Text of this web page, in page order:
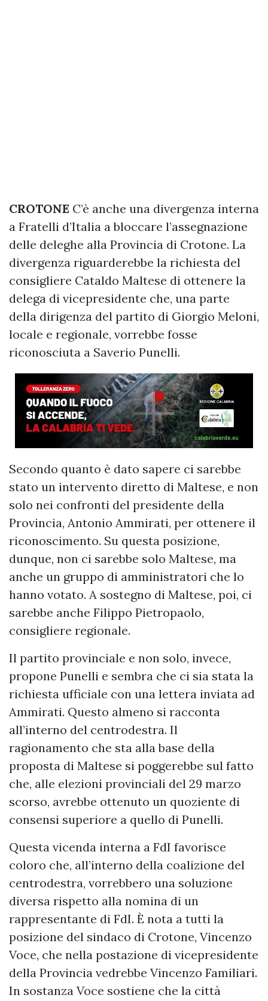
CROTONE C’è anche una divergenza interna
a Fratelli d’Italia a bloccare l’assegnazione
delle deleghe alla Provincia di Crotone. La
divergenza riguarderebbe la richiesta del
consigliere Cataldo Maltese di ottenere la
delega di vicepresidente che, una parte
della dirigenza del partito di Giorgio Meloni,
locale e regionale, vorrebbe fosse
riconosciuta a Saverio Punelli.
Secondo quanto è dato sapere ci sarebbe
stato un intervento diretto di Maltese, e non
solo nei confronti del presidente della
Provincia, Antonio Ammirati, per ottenere il
riconoscimento. Su questa posizione,
dunque, non ci sarebbe solo Maltese, ma
anche un gruppo di amministratori che lo
hanno votato. A sostegno di Maltese, poi, ci
sarebbe anche Filippo Pietropaolo,
consigliere regionale.
Il partito provinciale e non solo, invece,
propone Punelli e sembra che ci sia stata la
richiesta ufficiale con una lettera inviata ad
Ammirati. Questo almeno si racconta
all’interno del centrodestra. Il
ragionamento che sta alla base della
proposta di Maltese si poggerebbe sul fatto
che, alle elezioni provinciali del 29 marzo
scorso, avrebbe ottenuto un quoziente di
consensi superiore a quello di Punelli.
Questa vicenda interna a FdI favorisce
coloro che, all’interno della coalizione del
centrodestra, vorrebbero una soluzione
diversa rispetto alla nomina di un
rappresentante di FdI. È nota a tutti la
posizione del sindaco di Crotone, Vincenzo
Voce, che nella postazione di vicepresidente
della Provincia vedrebbe Vincenzo Familiari.
In sostanza Voce sostiene che la città